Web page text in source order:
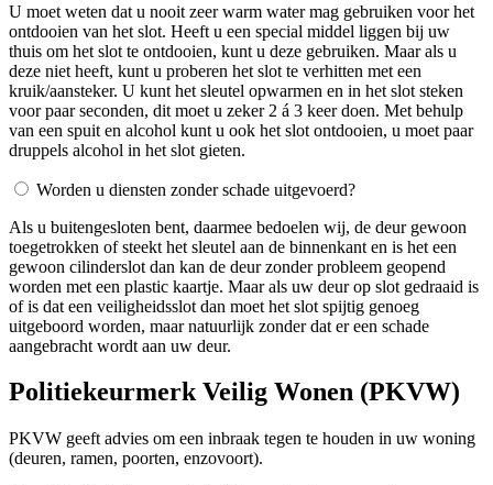
U moet weten dat u nooit zeer warm water mag gebruiken voor het
ontdooien van het slot. Heeft u een special middel liggen bij uw
thuis om het slot te ontdooien, kunt u deze gebruiken. Maar als u
deze niet heeft, kunt u proberen het slot te verhitten met een
kruik/aansteker. U kunt het sleutel opwarmen en in het slot steken
voor paar seconden, dit moet u zeker 2 á 3 keer doen. Met behulp
van een spuit en alcohol kunt u ook het slot ontdooien, u moet paar
druppels alcohol in het slot gieten.
Worden u diensten zonder schade uitgevoerd?
Als u buitengesloten bent, daarmee bedoelen wij, de deur gewoon
toegetrokken of steekt het sleutel aan de binnenkant en is het een
gewoon cilinderslot dan kan de deur zonder probleem geopend
worden met een plastic kaartje. Maar als uw deur op slot gedraaid is
of is dat een veiligheidsslot dan moet het slot spijtig genoeg
uitgeboord worden, maar natuurlijk zonder dat er een schade
aangebracht wordt aan uw deur.
Politiekeurmerk Veilig Wonen (PKVW)
PKVW geeft advies om een inbraak tegen te houden in uw woning
(deuren, ramen, poorten, enzovoort).